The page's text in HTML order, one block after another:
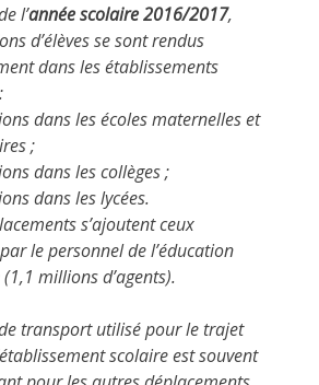
l’année scolaire 2016/2017,
d’élèves se sont rendus
dans les établissements
dans les écoles maternelles et
;
dans les collèges ;
dans les lycées.
s’ajoutent ceux
le personnel de l’éducation
millions d’agents).
transport utilisé pour le trajet
scolaire est souvent